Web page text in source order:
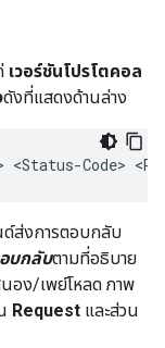
เวอร์ชันโปรโตคอล
ดังที่แสดงด้านล่าง
Code>
ด์ส่งการตอบกลับ
บกลับตามที่อธิบาย
นอง/เพย์โหลด ภาพ
Request และส่วน